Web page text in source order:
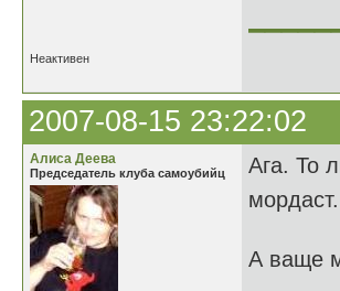
Неактивен
2007-08-15 23:22:02
Алиса Деева
Председатель клуба самоубийц
Ага. То
мордаст.
А ваще